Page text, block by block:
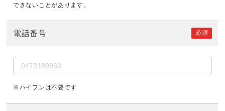
できないことがあります。
電話番号 必須
※ハイフンは不要です